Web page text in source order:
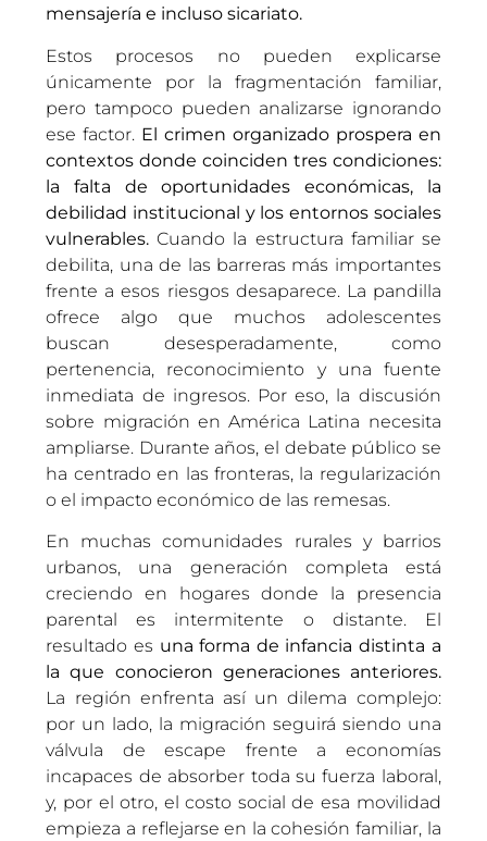
mensajería e incluso sicariato.
Estos procesos no pueden explicarse
únicamente por la fragmentación familiar,
pero tampoco pueden analizarse ignorando
ese factor. El crimen organizado prospera en
contextos donde coinciden tres condiciones:
la falta de oportunidades económicas, la
debilidad institucional y los entornos sociales
vulnerables.Cuando la estructura familiar se
debilita, una de las barreras más importantes
frente a esos riesgos desaparece. La pandilla
ofrece algo que muchos adolescentes
buscan desesperadamente, como
pertenencia, reconocimiento y una fuente
inmediata de ingresos. Por eso, la discusión
sobre migración en América Latina necesita
ampliarse. Durante años, el debate público se
ha centrado en las fronteras, la regularización
o el impacto económico de las remesas.
En muchas comunidades rurales y barrios
urbanos, una generación completa está
creciendo en hogares donde la presencia
parental es intermitente o distante. El
resultado es una forma de infancia distinta a
la que conocieron generaciones anteriores.
La región enfrenta así un dilema complejo:
por un lado, la migración seguirá siendo una
válvula de escape frente a economías
incapaces de absorber toda su fuerza laboral,
y, por el otro, el costo social de esa movilidad
empieza a reflejarse en la cohesión familiar, la